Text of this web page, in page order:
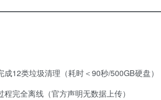
成12类垃圾清理（耗时＜90秒/500GB硬盘）
程完全离线（官方声明无数据上传）